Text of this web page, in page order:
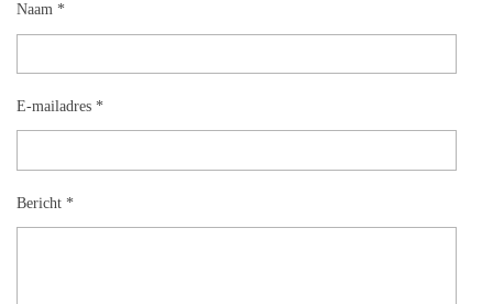
Naam *
E-mailadres *
Bericht *